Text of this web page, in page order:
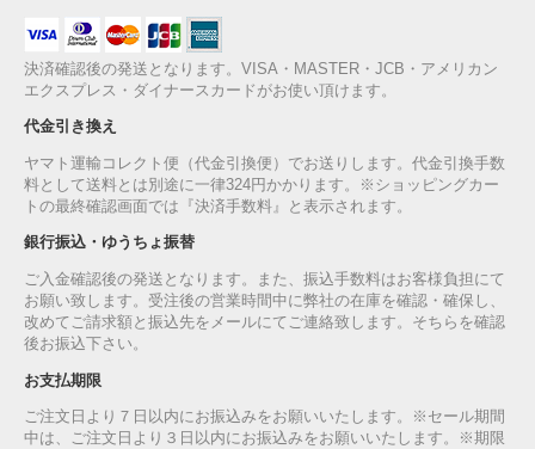
決済確認後の発送となります。VISA・MASTER・JCB・アメリカン
エクスプレス・ダイナースカードがお使い頂けます。
代金引き換え
ヤマト運輸コレクト便（代金引換便）でお送りします。代金引換手数
料として送料とは別途に一律324円かかります。※ショッピングカー
トの最終確認画面では『決済手数料』と表示されます。
銀行振込・ゆうちょ振替
ご入金確認後の発送となります。また、振込手数料はお客様負担にて
お願い致します。受注後の営業時間中に弊社の在庫を確認・確保し、
改めてご請求額と振込先をメールにてご連絡致します。そちらを確認
後お振込下さい。
お支払期限
ご注文日より７日以内にお振込みをお願いいたします。※セール期間
中は、ご注文日より３日以内にお振込みをお願いいたします。※期限